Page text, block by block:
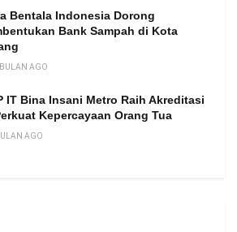
Bentala Indonesia Dorong
Bank Sampah di Kota
AGO
IT Bina Insani Metro Raih Akreditasi
Kepercayaan Orang Tua
AGO